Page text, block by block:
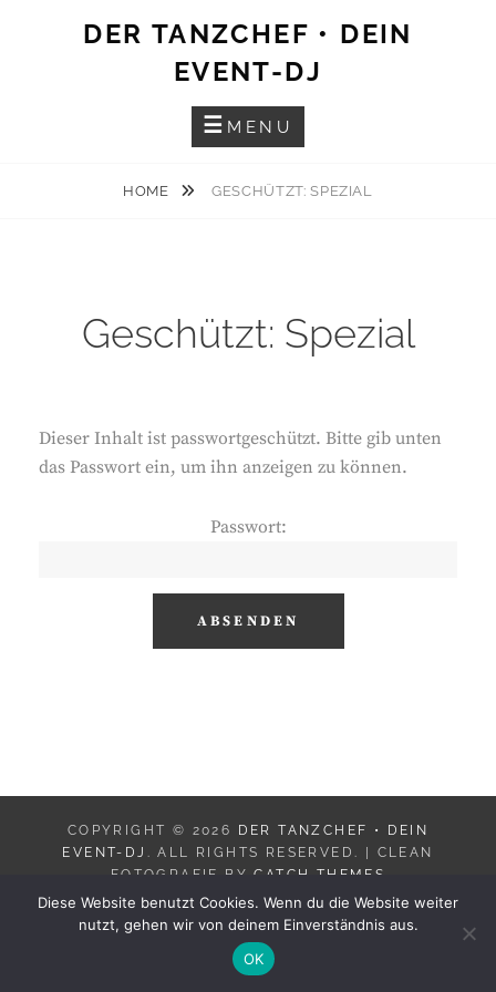
DER TANZCHEF • DEIN
EVENT-DJ
MENU
HOME GESCHÜTZT: SPEZIAL
Geschützt: Spezial
Dieser Inhalt ist passwortgeschützt. Bitte gib unten
das Passwort ein, um ihn anzeigen zu können.
Passwort:
COPYRIGHT © 2026
DER TANZCHEF • DEIN
EVENT-DJ . ALL RIGHTS RESERVED. | CLEAN
FOTOGRAFIE BYCATCH THEMES
Diese Website benutzt Cookies. Wenn du die Website weiter
nutzt, gehen wir von deinem Einverständnis aus.
OK